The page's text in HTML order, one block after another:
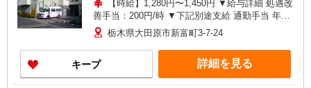
【時給】1,280円〜1,450円 ▼給与詳細 処遇改
善手当：200円/時 ▼下記別途支給 通勤手当 年末
年始手当：380円/時 寸志あり：年2回（6月・12
月） ※業績による ※処遇改善手当は試用期間中(3
ヶ月)は支給なし
栃木県大田原市新富町3-7-24
キープ 詳細を見る